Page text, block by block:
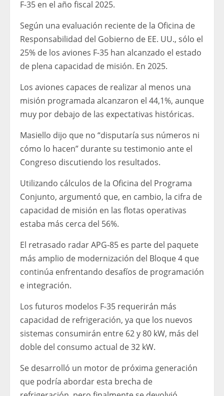
F-35 en el año fiscal 2025.
Según una evaluación reciente de la Oficina de
Responsabilidad del Gobierno de EE. UU., sólo el
25% de los aviones F-35 han alcanzado el estado
de plena capacidad de misión. En 2025.
Los aviones capaces de realizar al menos una
misión programada alcanzaron el 44,1%, aunque
muy por debajo de las expectativas históricas.
Masiello dijo que no “disputaría sus números ni
cómo lo hacen” durante su testimonio ante el
Congreso discutiendo los resultados.
Utilizando cálculos de la Oficina del Programa
Conjunto, argumentó que, en cambio, la cifra de
capacidad de misión en las flotas operativas
estaba más cerca del 56%.
El retrasado radar APG-85 es parte del paquete
más amplio de modernización del Bloque 4 que
continúa enfrentando desafíos de programación
e integración.
Los futuros modelos F-35 requerirán más
capacidad de refrigeración, ya que los nuevos
sistemas consumirán entre 62 y 80 kW, más del
doble del consumo actual de 32 kW.
Se desarrolló un motor de próxima generación
que podría abordar esta brecha de